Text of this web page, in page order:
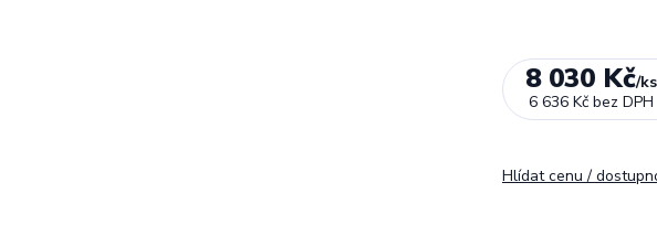
8 030 Kč/ks
6 636 Kč bez DPH
Hlídat cenu /